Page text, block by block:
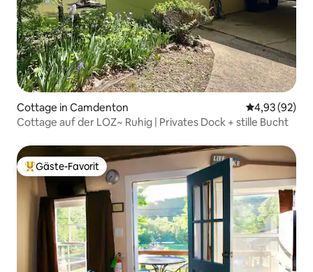
Cottage in Camdenton
4,93 (92)
Cottage auf der LOZ~ Ruhig | Privates Dock + stille Bucht
Beliebter Gäste-Favorit.
Gäste-Favorit